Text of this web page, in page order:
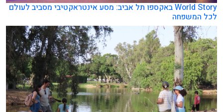
World Story באקספו תל אביב: מסע אינטראקטיבי מסביב לעולם
לכל המשפחה